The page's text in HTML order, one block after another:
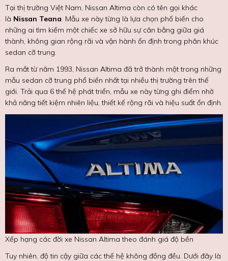
Tại thị trường Việt Nam, Nissan Altima còn có tên gọi khác
là Nissan Teana. Mẫu xe này từng là lựa chọn phổ biến cho
những ai tìm kiếm một chiếc xe sở hữu sự cân bằng giữa giá
thành, không gian rộng rãi và vận hành ổn định trong phân khúc
sedan cỡ trung.
Ra mắt từ năm 1993, Nissan Altima đã trở thành một trong những
mẫu sedan cỡ trung phổ biến nhất tại nhiều thị trường trên thế
giới. Trải qua 6 thế hệ phát triển, mẫu xe này từng ghi điểm nhờ
khả năng tiết kiệm nhiên liệu, thiết kế rộng rãi và hiệu suất ổn định.
Xếp hạng các đời xe Nissan Altima theo đánh giá độ bền
Tuy nhiên, độ tin cậy giữa các thế hệ không đồng đều. Dưới đây là